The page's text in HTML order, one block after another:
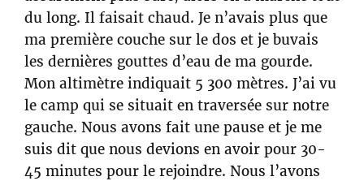
du long. Il faisait chaud. Je n’avais plus que
ma première couche sur le dos et je buvais
les dernières gouttes d’eau de ma gourde.
Mon altimètre indiquait 5 300 mètres. J’ai vu
le camp qui se situait en traversée sur notre
gauche. Nous avons fait une pause et je me
suis dit que nous devions en avoir pour 30-
45 minutes pour le rejoindre. Nous l’avons